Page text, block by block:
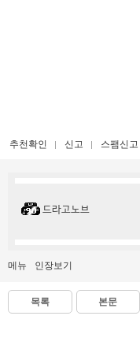
추천확인 신고 스팸신고
드라고노브
메뉴 인장보기
목록 본문